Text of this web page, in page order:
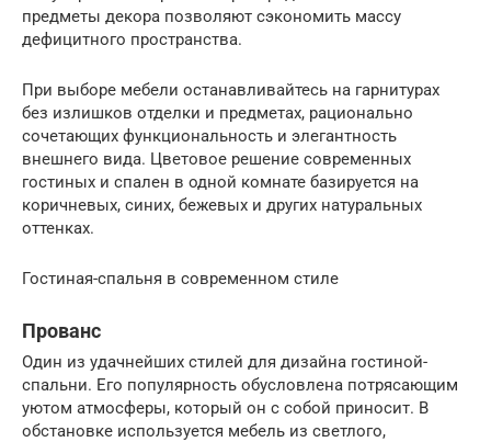
предметы декора позволяют сэкономить массу
дефицитного пространства.
При выборе мебели останавливайтесь на гарнитурах
без излишков отделки и предметах, рационально
сочетающих функциональность и элегантность
внешнего вида. Цветовое решение современных
гостиных и спален в одной комнате базируется на
коричневых, синих, бежевых и других натуральных
оттенках.
Гостиная-спальня в современном стиле
Прованс
Один из удачнейших стилей для дизайна гостиной-
спальни. Его популярность обусловлена потрясающим
уютом атмосферы, который он с собой приносит. В
обстановке используется мебель из светлого,